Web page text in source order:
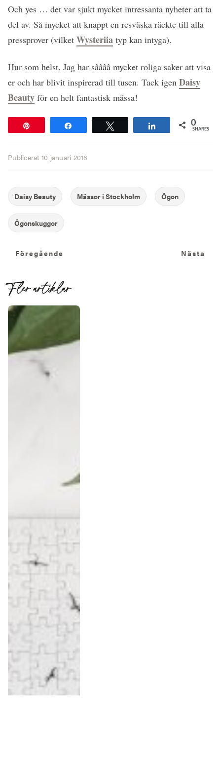
Och yes … det var sjukt mycket intressanta nyheter att ta
del av. Så mycket att knappt en resväska räckte till alla
pressprover (vilket Wysteriia typ kan intyga).
Hur som helst. Jag har såååå mycket roliga saker att visa
er och har blivit inspirerad till tusen. Tack igen Daisy
Beauty för en helt fantastisk mässa!
Share 0
SHARES
Publicerat 10 januari 2016
Föregående
Föregående Nästa
Fler artiklar